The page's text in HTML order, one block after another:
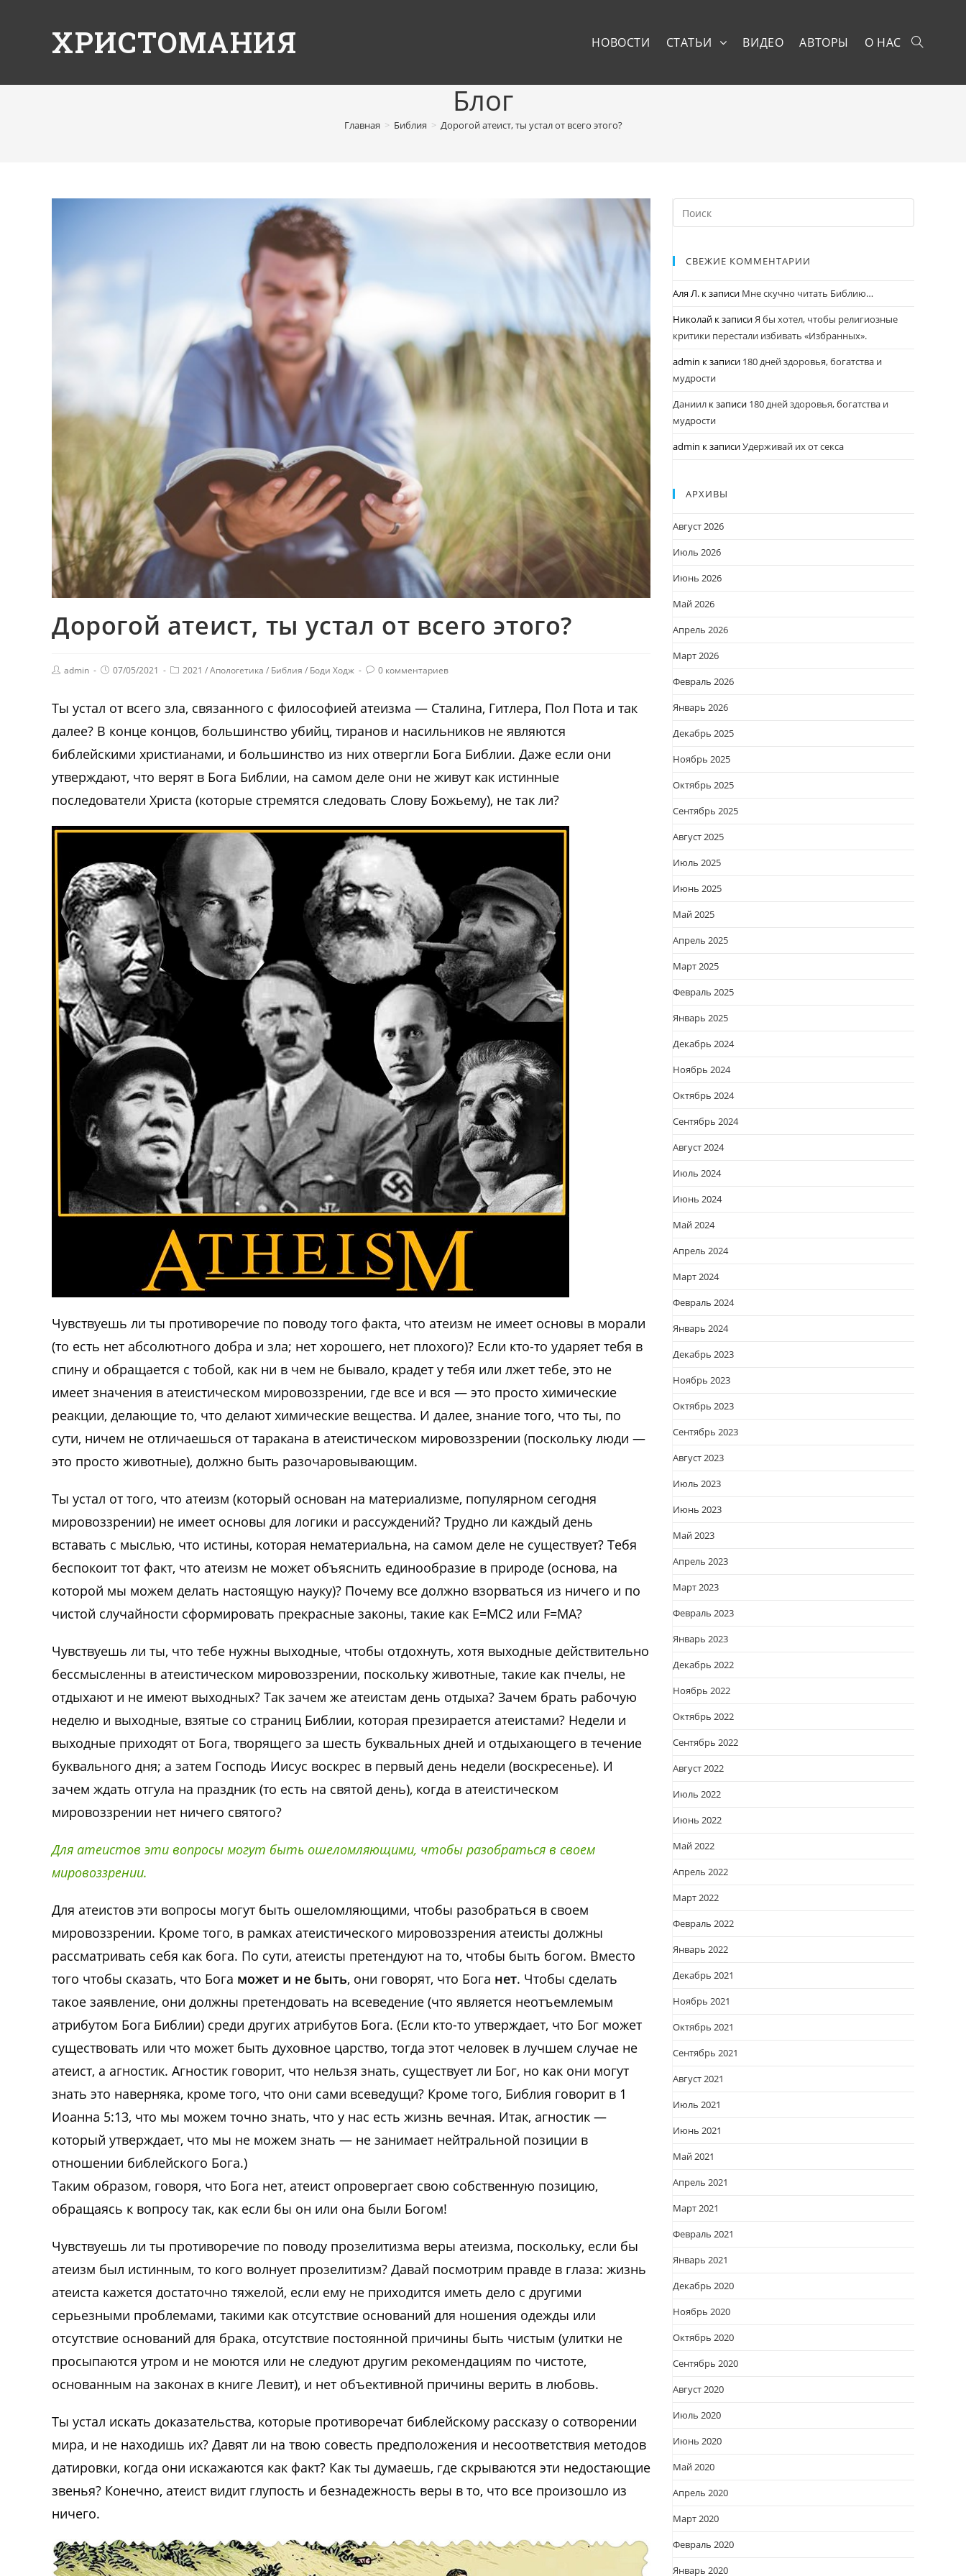
ХРИСТОМАНИЯ НОВОСТИ СТАТЬИ ВИДЕО АВТОРЫ О НАС
Блог
Главная > Библия > Дорогой атеист, ты устал от всего этого?
Дорогой атеист, ты устал от всего этого?
admin 07/05/2021 2021 /Апологетика / Библия / Боди Ходж 0 комментариев
Ты устал от всего зла, связанного с философией атеизма — Сталина, Гитлера, Пол Пота и так
далее? В конце концов, большинство убийц, тиранов и насильников не являются
библейскими христианами, и большинство из них отвергли Бога Библии. Даже если они
утверждают, что верят в Бога Библии, на самом деле они не живут как истинные
последователи Христа (которые стремятся следовать Слову Божьему), не так ли?
Чувствуешь ли ты противоречие по поводу того факта, что атеизм не имеет основы в морали
(то есть нет абсолютного добра и зла; нет хорошего, нет плохого)? Если кто-то ударяет тебя в
спину и обращается с тобой, как ни в чем не бывало, крадет у тебя или лжет тебе, это не
имеет значения в атеистическом мировоззрении, где все и вся — это просто химические
реакции, делающие то, что делают химические вещества. И далее, знание того, что ты, по
сути, ничем не отличаешься от таракана в атеистическом мировоззрении (поскольку люди —
это просто животные), должно быть разочаровывающим.
Ты устал от того, что атеизм (который основан на материализме, популярном сегодня
мировоззрении) не имеет основы для логики и рассуждений? Трудно ли каждый день
вставать с мыслью, что истины, которая нематериальна, на самом деле не существует? Тебя
беспокоит тот факт, что атеизм не может объяснить единообразие в природе (основа, на
которой мы можем делать настоящую науку)? Почему все должно взорваться из ничего и по
чистой случайности сформировать прекрасные законы, такие как E=MC2 или F=MA?
Чувствуешь ли ты, что тебе нужны выходные, чтобы отдохнуть, хотя выходные действительно
бессмысленны в атеистическом мировоззрении, поскольку животные, такие как пчелы, не
отдыхают и не имеют выходных? Так зачем же атеистам день отдыха? Зачем брать рабочую
неделю и выходные, взятые со страниц Библии, которая презирается атеистами? Недели и
выходные приходят от Бога, творящего за шесть буквальных дней и отдыхающего в течение
буквального дня; а затем Господь Иисус воскрес в первый день недели (воскресенье). И
зачем ждать отгула на праздник (то есть на святой день), когда в атеистическом
мировоззрении нет ничего святого?
Для атеистов эти вопросы могут быть ошеломляющими, чтобы разобраться в своем
мировоззрении.
Для атеистов эти вопросы могут быть ошеломляющими, чтобы разобраться в своем
мировоззрении. Кроме того, в рамках атеистического мировоззрения атеисты должны
рассматривать себя как бога. По сути, атеисты претендуют на то, чтобы быть богом. Вместо
того чтобы сказать, что Бога может и не быть, они говорят, что Бога нет. Чтобы сделать
такое заявление, они должны претендовать на всеведение (что является неотъемлемым
атрибутом Бога Библии) среди других атрибутов Бога. (Если кто-то утверждает, что Бог может
существовать или что может быть духовное царство, тогда этот человек в лучшем случае не
атеист, а агностик. Агностик говорит, что нельзя знать, существует ли Бог, но как они могут
знать это наверняка, кроме того, что они сами всеведущи? Кроме того, Библия говорит в 1
Иоанна 5:13, что мы можем точно знать, что у нас есть жизнь вечная. Итак, агностик —
который утверждает, что мы не можем знать — не занимает нейтральной позиции в
отношении библейского Бога.)
Таким образом, говоря, что Бога нет, атеист опровергает свою собственную позицию,
обращаясь к вопросу так, как если бы он или она были Богом!
Чувствуешь ли ты противоречие по поводу прозелитизма веры атеизма, поскольку, если бы
атеизм был истинным, то кого волнует прозелитизм? Давай посмотрим правде в глаза: жизнь
атеиста кажется достаточно тяжелой, если ему не приходится иметь дело с другими
серьезными проблемами, такими как отсутствие оснований для ношения одежды или
отсутствие оснований для брака, отсутствие постоянной причины быть чистым (улитки не
просыпаются утром и не моются или не следуют другим рекомендациям по чистоте,
основанным на законах в книге Левит), и нет объективной причины верить в любовь.
Ты устал искать доказательства, которые противоречат библейскому рассказу о сотворении
мира, и не находишь их? Давят ли на твою совесть предположения и несоответствия методов
датировки, когда они искажаются как факт? Как ты думаешь, где скрываются эти недостающие
звенья? Конечно, атеист видит глупость и безнадежность веры в то, что все произошло из
ничего.
СВЕЖИЕ КОММЕНТАРИИ
Аля Л. к записи Мне скучно читать Библию…
Николай к записиЯ бы хотел, чтобы религиозные
критики перестали избивать «Избранных».
admin к записи 180 дней здоровья, богатства и
мудрости
Даниил к записи 180 дней здоровья, богатства и
мудрости
admin к записиУдерживай их от секса
АРХИВЫ
Август 2026
Июль 2026
Июнь 2026
Май 2026
Апрель 2026
Март 2026
Февраль 2026
Январь 2026
Декабрь 2025
Ноябрь 2025
Октябрь 2025
Сентябрь 2025
Август 2025
Июль 2025
Июнь 2025
Май 2025
Апрель 2025
Март 2025
Февраль 2025
Январь 2025
Декабрь 2024
Ноябрь 2024
Октябрь 2024
Сентябрь 2024
Август 2024
Июль 2024
Июнь 2024
Май 2024
Апрель 2024
Март 2024
Февраль 2024
Январь 2024
Декабрь 2023
Ноябрь 2023
Октябрь 2023
Сентябрь 2023
Август 2023
Июль 2023
Июнь 2023
Май 2023
Апрель 2023
Март 2023
Февраль 2023
Январь 2023
Декабрь 2022
Ноябрь 2022
Октябрь 2022
Сентябрь 2022
Август 2022
Июль 2022
Июнь 2022
Май 2022
Апрель 2022
Март 2022
Февраль 2022
Январь 2022
Декабрь 2021
Ноябрь 2021
Октябрь 2021
Сентябрь 2021
Август 2021
Июль 2021
Июнь 2021
Май 2021
Апрель 2021
Март 2021
Февраль 2021
Январь 2021
Декабрь 2020
Ноябрь 2020
Октябрь 2020
Сентябрь 2020
Август 2020
Июль 2020
Июнь 2020
Май 2020
Апрель 2020
Март 2020
Февраль 2020
Январь 2020